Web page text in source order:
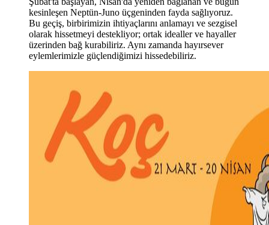
kesinleşen Neptün-Juno üçgeninden fayda sağlıyoruz.
Bu geçiş, birbirimizin ihtiyaçlarını anlamayı ve sezgisel
olarak hissetmeyi destekliyor; ortak idealler ve hayaller
üzerinden bağ kurabiliriz. Aynı zamanda hayırsever
eylemlerimizle güçlendiğimizi hissedebiliriz.